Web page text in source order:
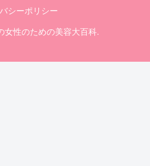
シーポリシー
性のための美容大百科.